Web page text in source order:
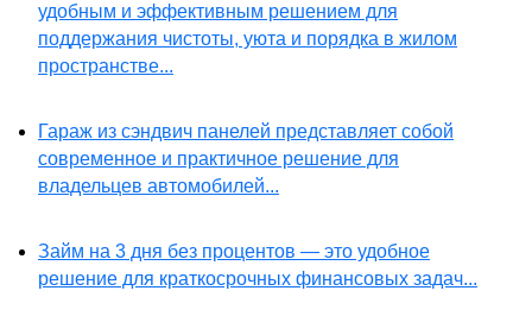
удобным и эффективным решением для
поддержания чистоты, уюта и порядка в жилом
пространстве...
Гараж из сэндвич панелей представляет собой
современное и практичное решение для
владельцев автомобилей...
Займ на 3 дня без процентов — это удобное
решение для краткосрочных финансовых задач...